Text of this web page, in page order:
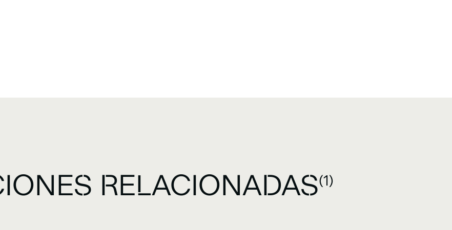
RELACIONADAS(1)